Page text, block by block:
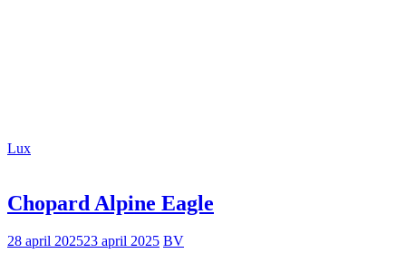
Lux
Chopard Alpine Eagle
28 april 202523 april 2025 BV